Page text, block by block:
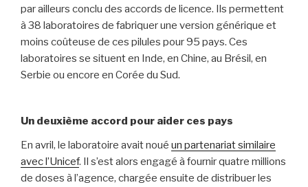
par ailleurs conclu des accords de licence. Ils permettent
à 38 laboratoires de fabriquer une version générique et
moins coûteuse de ces pilules pour 95 pays. Ces
laboratoires se situent en Inde, en Chine, au Brésil, en
Serbie ou encore en Corée du Sud.
Un deuxième accord pour aider ces pays
En avril, le laboratoire avait noué un partenariat similaire
avec l’Unicef. Il s’est alors engagé à fournir quatre millions
de doses à l’agence, chargée ensuite de distribuer les